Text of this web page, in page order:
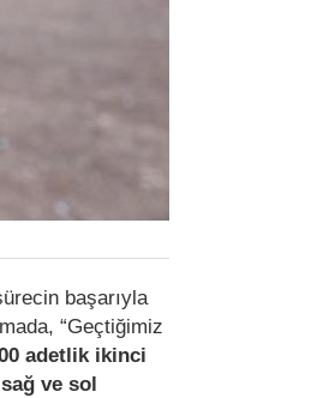
başarıyla
“Geçtiğimiz
adetlik ikinci
sağ ve sol